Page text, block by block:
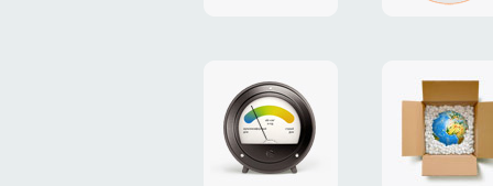
для
Chrome
промо-
сайт
утеплителя
система